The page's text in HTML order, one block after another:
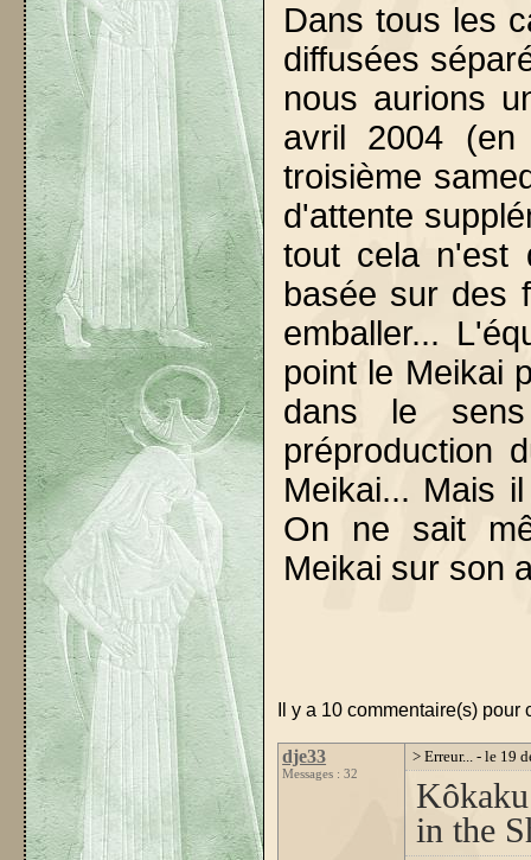
Dans tous les
diffusées
nous aurions
avril 2004
troisième
d'attente
tout cela n'est
basée sur des
emballer...
point le Meikai
dans le
préproduction
Meikai... Mais
On ne sait
Meikai sur son
Il y a 10 commentaire(s) pour
dje33
Messages : 32
> Erreur... - le 19
in the